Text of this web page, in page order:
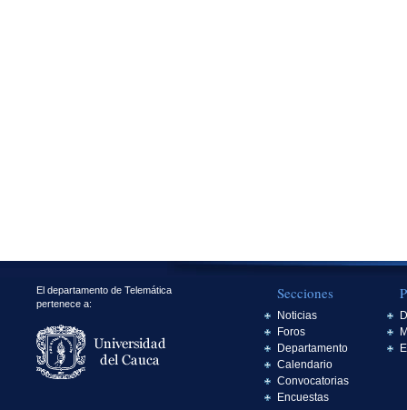
El departamento de Telemática
pertenece a:
Secciones
Noticias
Foros
Departamento
Calendario
Convocatorias
Encuestas